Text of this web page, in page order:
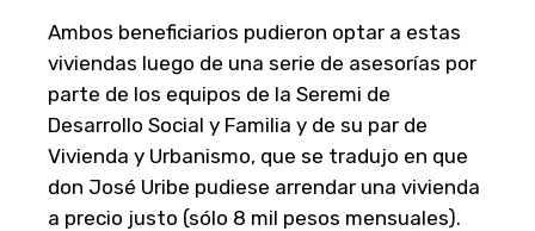
Ambos beneficiarios pudieron optar a estas
viviendas luego de una serie de asesorías por
parte de los equipos de la Seremi de
Desarrollo Social y Familia y de su par de
Vivienda y Urbanismo, que se tradujo en que
don José Uribe pudiese arrendar una vivienda
a precio justo (sólo 8 mil pesos mensuales).